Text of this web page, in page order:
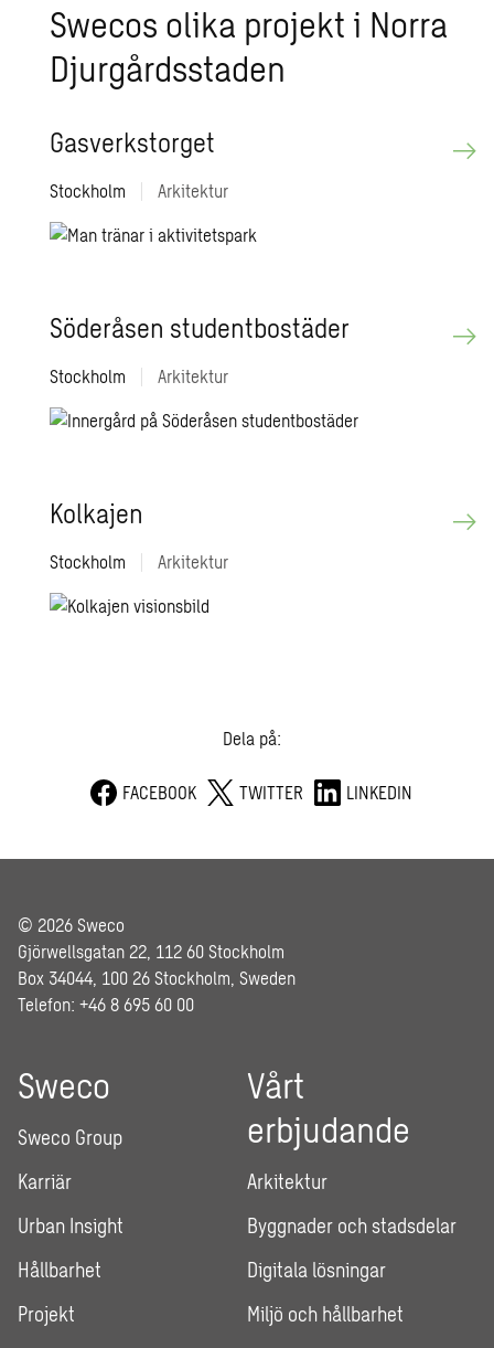
Swe­cos olika pro­jekt i Norra
Djur­gårds­sta­den
Gas­verk­stor­get
Stockholm Arkitektur
Sö­derå­sen stu­dent­bo­stä­der
Stockholm Arkitektur
Kol­ka­jen
Stockholm Arkitektur
Dela på:
FACEBOOK TWITTER LINKEDIN
© 2026 Sweco
Gjörwellsgatan 22, 112 60 Stockholm
Box 34044, 100 26 Stockholm, Sweden
Telefon: +46 8 695 60 00
Sweco
Sweco Group
Karriär
Urban Insight
Hållbarhet
Projekt
Vårt
erbjudande
Arkitektur
Byggnader och stadsdelar
Digitala lösningar
Miljö och hållbarhet